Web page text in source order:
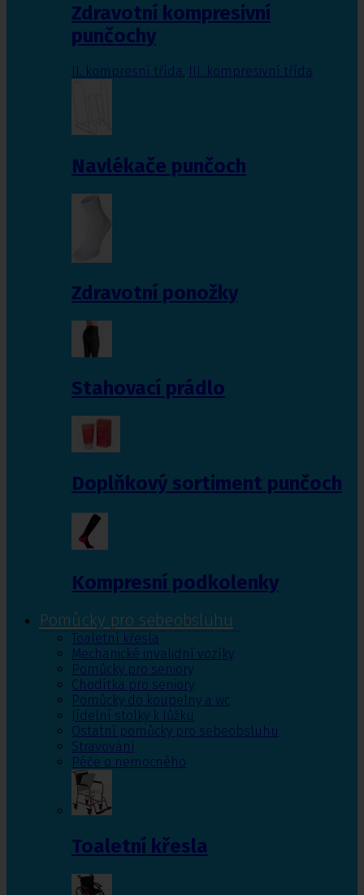
Zdravotní kompresivní
punčochy
II. kompresní třída III. kompresivní třída
Navlékače punčoch
Zdravotní ponožky
Stahovací prádlo
Doplňkový sortiment punčoch
Kompresní podkolenky
Pomůcky pro sebeobsluhu
Toaletní křesla
Mechanické invalidní vozíky
Pomůcky pro seniory
Chodítka pro seniory
Pomůcky do koupelny a wc
Jídelní stolky k lůžku
Ostatní pomůcky pro sebeobsluhu
Stravování
Péče o nemocného
Toaletní křesla